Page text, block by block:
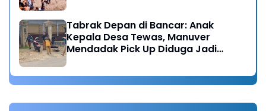
Tabrak Depan di Bancar: Anak
Kepala Desa Tewas, Manuver
Mendadak Pick Up Diduga Jadi